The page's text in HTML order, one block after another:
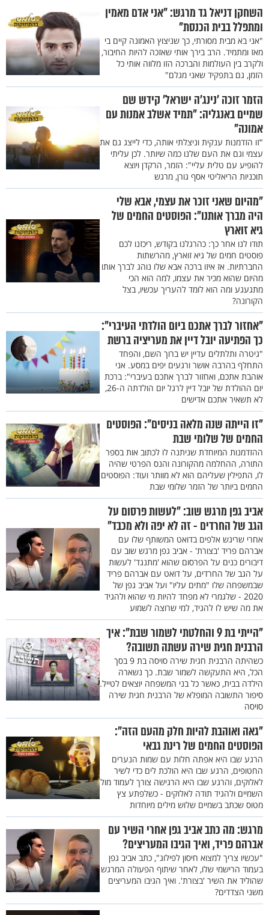
השחקן דניאל גד מרגש: "אני אדם מאמין
ומתפלל בבית הכנסת"
"אני בא מבית מסורתי, כך שניצוץ האמונה קיים בי
מאז ומתמיד. הרב בירך אותי שאזכה להיות החיבור,
ולקרב בין העולמות והברכה הזו מלווה אותי כל
הזמן, גם בתפקיד שאני מגלם"
הזמר זוכה ’נינג’ה ישראל’ קידש שם
שמיים באנגליה: "תמיד אשלב אמנות עם
אמונה"
"זו הזדמנות ענקית וניצלתי אותה, כדי לייצג גם את
עצמי וגם את העם שלנו כמה שיותר. לכן עליתי
להופיע עם טלית עליי": הזמר, הרקדן ויוצא
תוכניות הריאליטי אסף גורן, מרגש
"מהיום שאני זוכר את עצמי, אבא שלי
היה מברך אותנו": הפוסטים החמים של
גיא זוארץ
תודו לנו אחר כך: כהרגלנו בקודש, ריכזנו לכם
פוסטים חמים של גיא זוארץ, מהרשתות
החברתיות. אז איזו ברכה אבא שלו נוהג לברך אותו
מהיום שהוא מכיר את עצמו, למה הוא הכי
מתגעגע ומה הוא לומד להעריך עכשיו, בצל
הקורונה?
"אחזור לברך אתכם ביום הולדתי העיברי":
כך הפתיעה יובל דיין את מעריציה ברשת
"גיטרה ותלתלים עדיין יש ברוך השם, והפחד
התחלף בהרבה אושר ורגעים יפים במסע. אני
אוהבת אתכם, ואחזור לברך אתכם בעיברי": ברכת
יום ההולדת של יובל דיין לרגל יום הולדתה ה-26,
לא תשאיר אתכם אדישים
"זו הייתה שנה מלאה בניסים": הפוסטים
החמים של שלומי שבת
ההזדמנות המיוחדת שניתנה לו לכתוב אות בספר
התורה, ההחלמה מהקורונה והנס הפרטי שהיה
לו, התפילין שעליהם הוא לא מוותר ועוד: הפוסטים
החמים ביותר של הזמר שלומי שבת
אביב גפן מרגש שוב: "לעשות פרסום על
הגב של החרדים - זה לא יפה ולא מכבד"
אחרי שריגש אלפים בדואט המשותף שלו עם
אברהם פריד 'בצורת' - אביב גפן מרגש שוב עם
דיבורים כנים על הפרסום שהוא 'מתנגד' לעשות
על הגב של החרדים, על דואט עם אברהם פריד
שבמשפחה שלו "מתים עליו" ועל אביב גפן של
2020 - שלגמרי לא מפחד להיות מי שהוא ולהגיד
את מה שיש לו להגיד, למי שרוצה לשמוע
"הייתי בת 9 והחלטתי לשמור שבת": איך
הרבנית חגית שירה עשתה תשובה?
כשהיתה הרבנית חגית שירה סויסה בת 9 בסך
הכל, היא התעקשה לשמור שבת. כך נשארה
הילדה בבית, כאשר כל בני המשפחה יוצאים לטייל.
סיפור התשובה המופלא של הרבנית חגית שירה
סויסה
"גאה ואוהבת להיות חלק מהעם הזה":
הפוסטים החמים של רינת גבאי
הרגע שבו היא אפתה חלות עם שמות הנערים
החטופים, הרגע שבו היא הולכת לים כדי לשיר
לאלוקים, והרגע שבו היא הרגישה צורך לעמוד מול
השמיים ולהגיד תודה לאלוקים - כשלפתע צץ
מטוס שכתב בשמיים שלוש מילים מיוחדות
מרגש: מה כתב אביב גפן אחרי השיר עם
אברהם פריד, ואיך הגיבו המעריצים?
"עכשיו צריך למצוא חיסון לפילוג", כתב אביב גפן
בעמוד הרישמי שלו, לאחר שיתוף הפעולה המרגש
שהוליד את השיר 'בצורת'. ואיך הגיבו המעריצים
משני הצדדים?